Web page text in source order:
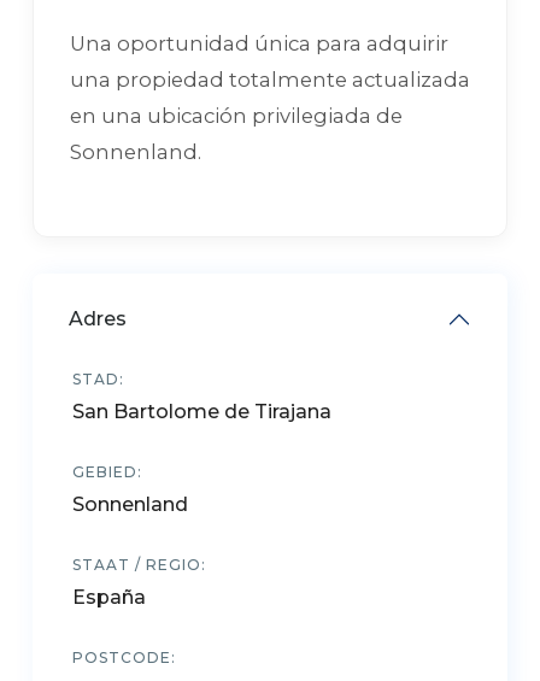
Una oportunidad única para adquirir
una propiedad totalmente actualizada
en una ubicación privilegiada de
Sonnenland.
Adres
STAD:
San Bartolome de Tirajana
GEBIED:
Sonnenland
STAAT / REGIO:
España
POSTCODE: